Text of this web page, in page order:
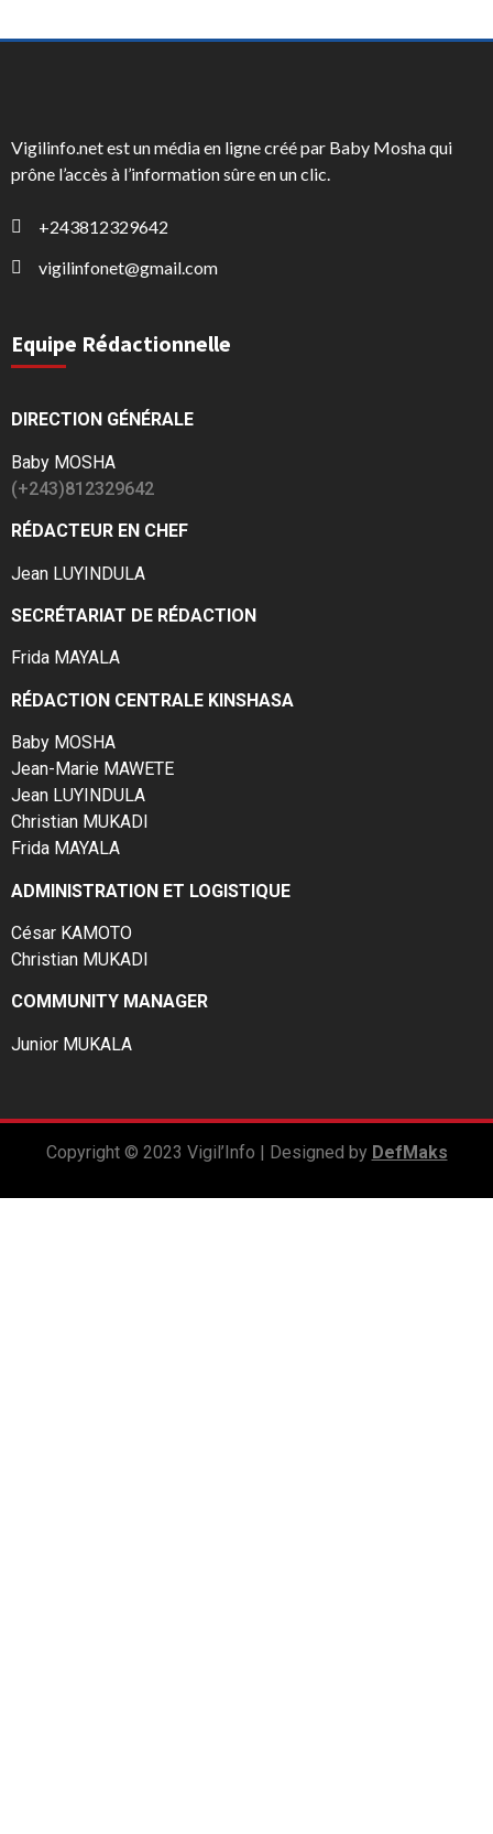
Vigilinfo.net est un média en ligne créé par Baby Mosha qui
prône l’accès à l’information sûre en un clic.
+243812329642
vigilinfonet@gmail.com
Equipe Rédactionnelle
DIRECTION GÉNÉRALE
Baby MOSHA
(+243)812329642
RÉDACTEUR EN CHEF
Jean LUYINDULA
SECRÉTARIAT DE RÉDACTION
Frida MAYALA
RÉDACTION CENTRALE KINSHASA
Baby MOSHA
Jean-Marie MAWETE
Jean LUYINDULA
Christian MUKADI
Frida MAYALA
ADMINISTRATION ET LOGISTIQUE
César KAMOTO
Christian MUKADI
COMMUNITY MANAGER
Junior MUKALA
Copyright © 2023 Vigil’Info | Designed by DefMaks